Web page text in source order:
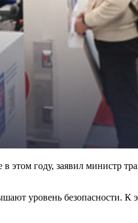
этом году, заявил
уровень безопасности. К